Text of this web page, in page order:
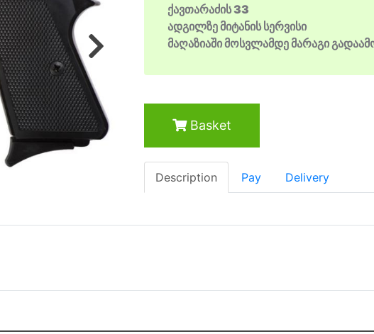
Next
ქავთარაძის 33
ადგილზე მიტანის სერვისი
მაღაზიაში მოსვლამდე მარაგი
Basket
Description Pay Delivery